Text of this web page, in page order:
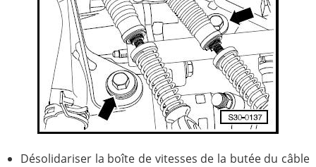
Désolidariser la boîte de vitesses de la butée du câble